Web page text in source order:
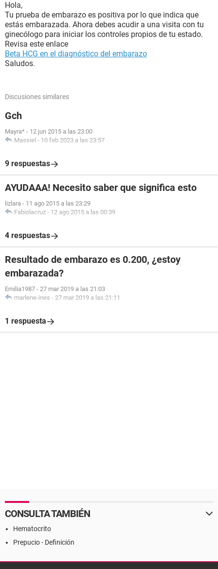
Hola,
Tu prueba de embarazo es positiva por lo que indica que
estás embarazada. Ahora debes acudir a una visita con tu
ginecólogo para iniciar los controles propios de tu estado.
Revisa este enlace
Beta HCG en el diagnóstico del embarazo
Saludos.
Discusiones similares
Gch
Mayra* - 12 jun 2015 a las 23:00
Massiel - 10 feb 2023 a las 23:57
9 respuestas
AYUDAAA! Necesito saber que significa esto
lizlara - 11 ago 2015 a las 23:29
Fabiolacruz - 12 ago 2015 a las 00:39
4 respuestas
Resultado de embarazo es 0.200, ¿estoy
embarazada?
Emilia1987 - 27 mar 2019 a las 21:03
marlene-ines - 27 mar 2019 a las 21:11
1 respuesta
CONSULTA TAMBIÉN
Hematocrito
Prepucio - Definición